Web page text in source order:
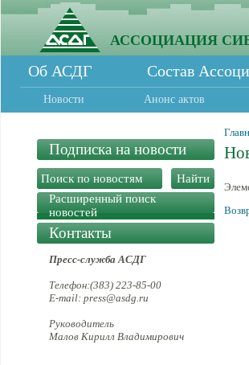
АССОЦИАЦИЯ
Об АСДГ Состав
Новости Анонс актов
Подписка на новости
Расширенный поиск
новостей
Контакты
Пресс-служба АСДГ
Телефон:(383) 223-85-00
E-mail: press@asdg.ru
Руководитель
Малов Кирилл Владимирович